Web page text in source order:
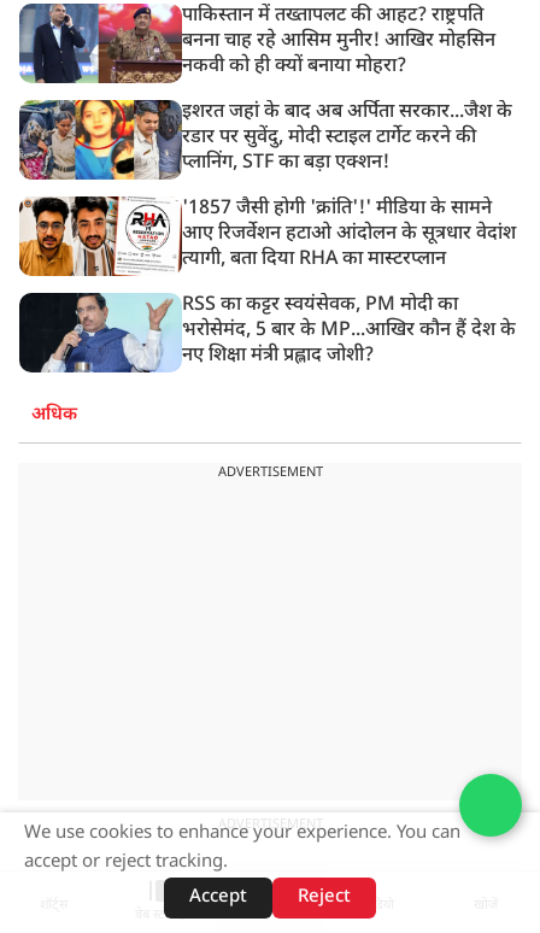
पाकिस्तान में तख्तापलट की आहट? राष्ट्रपति
बनना चाह रहे आसिम मुनीर! आखिर मोहसिन
नकवी को ही क्यों बनाया मोहरा?
इशरत जहां के बाद अब अर्पिता सरकार...जैश के
रडार पर सुवेंदु, मोदी स्टाइल टार्गेट करने की
प्लानिंग, STF का बड़ा एक्शन!
'1857 जैसी होगी 'क्रांति'!' मीडिया के सामने
आए रिजर्वेशन हटाओ आंदोलन के सूत्रधार वेदांश
त्यागी, बता दिया RHA का मास्टरप्लान
RSS का कट्टर स्वयंसेवक, PM मोदी का
भरोसेमंद, 5 बार के MP...आखिर कौन हैं देश के
नए शिक्षा मंत्री प्रह्लाद जोशी?
अधिक
ADVERTISEMENT
ADVERTISEMENT
वेब स्टोरीज़
We use cookies to enhance your experience. You can
accept or reject tracking.
Accept
Reject